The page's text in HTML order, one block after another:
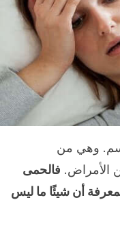
وهي من
الأمراض. فالحمى
أن شيئًا ما ليس